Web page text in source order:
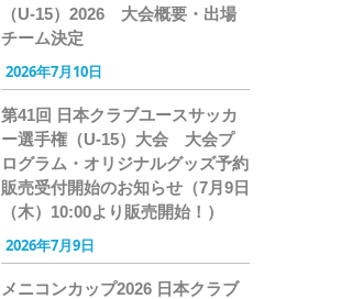
（U-15）2026 大会概要・出場
チーム決定
2026年7月10日
第41回 日本クラブユースサッカ
ー選手権（U-15）大会 大会プ
ログラム・オリジナルグッズ予約
販売受付開始のお知らせ（7月9日
（木）10:00より販売開始！）
2026年7月9日
メニコンカップ2026 日本クラブ